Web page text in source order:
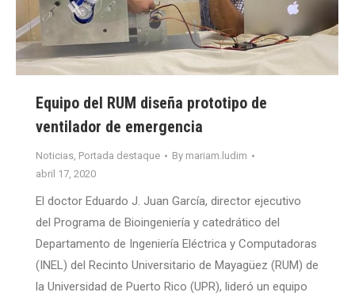
Equipo del RUM diseña prototipo de
ventilador de emergencia
Noticias, Portada destaque By mariam.ludim
abril 17, 2020
El doctor Eduardo J. Juan García, director ejecutivo
del Programa de Bioingeniería y catedrático del
Departamento de Ingeniería Eléctrica y Computadoras
(INEL) del Recinto Universitario de Mayagüez (RUM) de
la Universidad de Puerto Rico (UPR), lideró un equipo